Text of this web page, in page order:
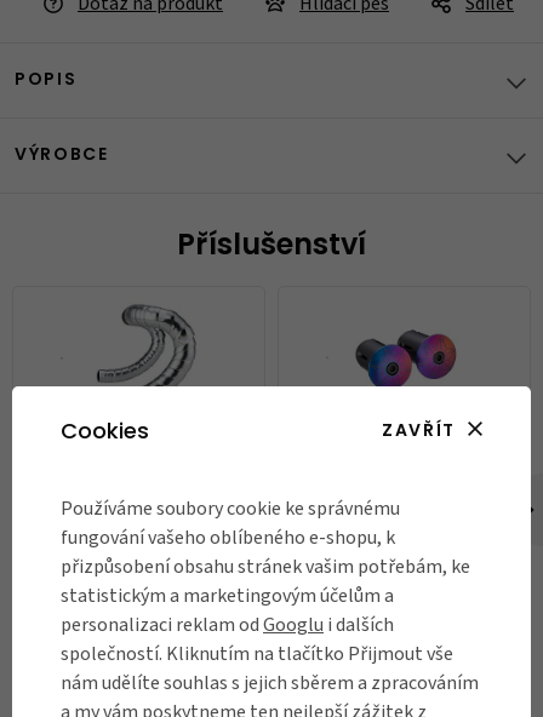
POPIS
VÝROBCE
Příslušenství
Omotávka na řídítka Supacaz
Prizmatik T1000
1 039 Kč
Skladem
DO KOŠÍKU
Záslepky řídítek Supacaz Star
Plugz
390 Kč
Není skladem
Cookies ZAVŘÍT
Používáme soubory cookie ke správnému
fungování vašeho oblíbeného e-shopu, k
přizpůsobení obsahu stránek vašim potřebám, ke
statistickým a marketingovým účelům a
personalizaci reklam odGooglu i dalších
společností. Kliknutím na tlačítko Přijmout vše
nám udělíte souhlas s jejich sběrem a zpracováním
a my vám poskytneme ten nejlepší zážitek z